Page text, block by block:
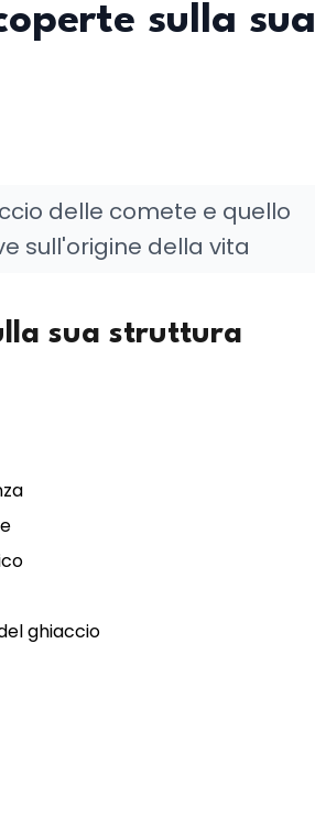
sulla sua
delle comete e quello
sull'origine della vita
sua struttura
ghiaccio